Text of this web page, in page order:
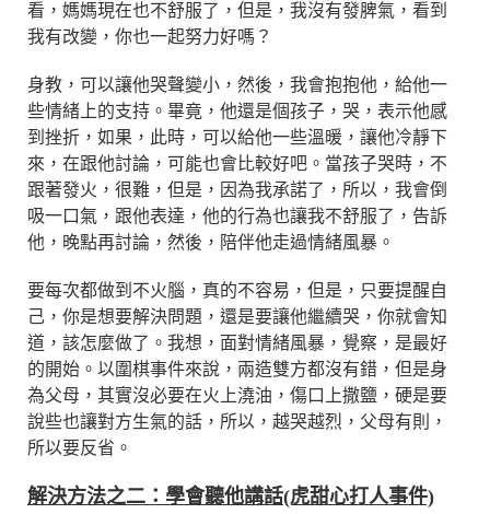
看，媽媽現在也不舒服了，但是，我沒有發脾氣，看到
我有改變，你也一起努力好嗎？
身教，可以讓他哭聲變小，然後，我會抱抱他，給他一
些情緒上的支持。畢竟，他還是個孩子，哭，表示他感
到挫折，如果，此時，可以給他一些溫暖，讓他冷靜下
來，在跟他討論，可能也會比較好吧。當孩子哭時，不
跟著發火，很難，但是，因為我承諾了，所以，我會倒
吸一口氣，跟他表達，他的行為也讓我不舒服了，告訴
他，晚點再討論，然後，陪伴他走過情緒風暴。
要每次都做到不火腦，真的不容易，但是，只要提醒自
己，你是想要解決問題，還是要讓他繼續哭，你就會知
道，該怎麼做了。我想，面對情緒風暴，覺察，是最好
的開始。以圍棋事件來說，兩造雙方都沒有錯，但是身
為父母，其實沒必要在火上澆油，傷口上撒鹽，硬是要
說些也讓對方生氣的話，所以，越哭越烈，父母有則，
所以要反省。
解決方法之二：學會聽他講話(虎甜心打人事件)